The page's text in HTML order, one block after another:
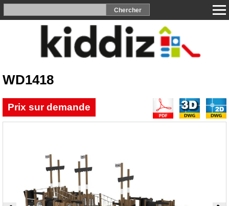
WD1418
Prix sur demande